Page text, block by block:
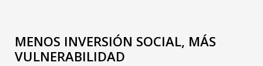
MENOS INVERSIÓN SOCIAL, MÁS
VULNERABILIDAD